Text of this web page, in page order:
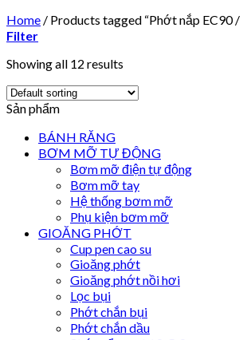
Home / Products tagged “Phớt nắp EC90 /
Filter
Showing all 12 results
Sản phẩm
BÁNH RĂNG
BƠM MỠ TỰ ĐỘNG
Bơm mỡ điện tự động
Bơm mỡ tay
Hệ thống bơm mỡ
Phụ kiện bơm mỡ
GIOĂNG PHỚT
Cup pen cao su
Gioăng phớt
Gioăng phớt nồi hơi
Lọc bụi
Phớt chắn bụi
Phớt chắn dầu